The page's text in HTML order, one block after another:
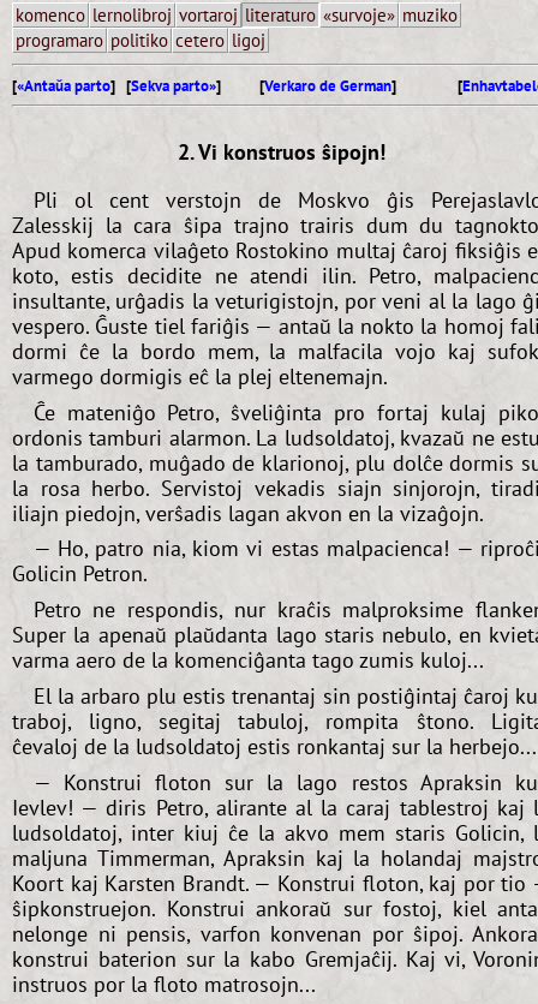
komenco lernolibroj vortaroj literaturo «survoje» muziko
programaro politiko cetero ligoj
[«Antaŭa parto] [Sekva parto»] [Verkaro de German] [
2. Vi konstruos ŝipojn!
Pli ol cent verstojn de Moskvo ĝis
Zalesskij la cara ŝipa trajno trairis dum du
Apud komerca vilaĝeto Rostokino multaj ĉaroj fiksiĝis
koto, estis decidite ne atendi ilin. Petro,
insultante, urĝadis la veturigistojn, por veni al la lago
vespero. Ĝuste tiel fariĝis — antaŭ la nokto la homoj
dormi ĉe la bordo mem, la malfacila vojo kaj
varmego dormigis eĉ la plej eltenemajn.
Ĉe mateniĝo Petro, ŝveliĝinta pro fortaj kulaj
ordonis tamburi alarmon. La ludsoldatoj, kvazaŭ ne
la tamburado, muĝado de klarionoj, plu dolĉe dormis
la rosa herbo. Servistoj vekadis siajn sinjorojn,
iliajn piedojn, verŝadis lagan akvon en la vizaĝojn.
— Ho, patro nia, kiom vi estas malpacienca! —
Golicin Petron.
Petro ne respondis, nur kraĉis malproksime
Super la apenaŭ plaŭdanta lago staris nebulo, en
varma aero de la komenciĝanta tago zumis kuloj...
El la arbaro plu estis trenantaj sin postiĝintaj ĉaroj
traboj, ligno, segitaj tabuloj, rompita ŝtono.
ĉevaloj de la ludsoldatoj estis ronkantaj sur la herbejo...
— Konstrui floton sur la lago restos Apraksin
Ievlev! — diris Petro, alirante al la caraj tablestroj kaj
ludsoldatoj, inter kiuj ĉe la akvo mem staris Golicin,
maljuna Timmerman, Apraksin kaj la holandaj
Koort kaj Karsten Brandt. — Konstrui floton, kaj por tio
ŝipkonstruejon. Konstrui ankoraŭ sur fostoj, kiel
nelonge ni pensis, varfon konvenan por ŝipoj.
konstrui baterion sur la kabo Gremjaĉij. Kaj vi,
instruos por la floto matrosojn...